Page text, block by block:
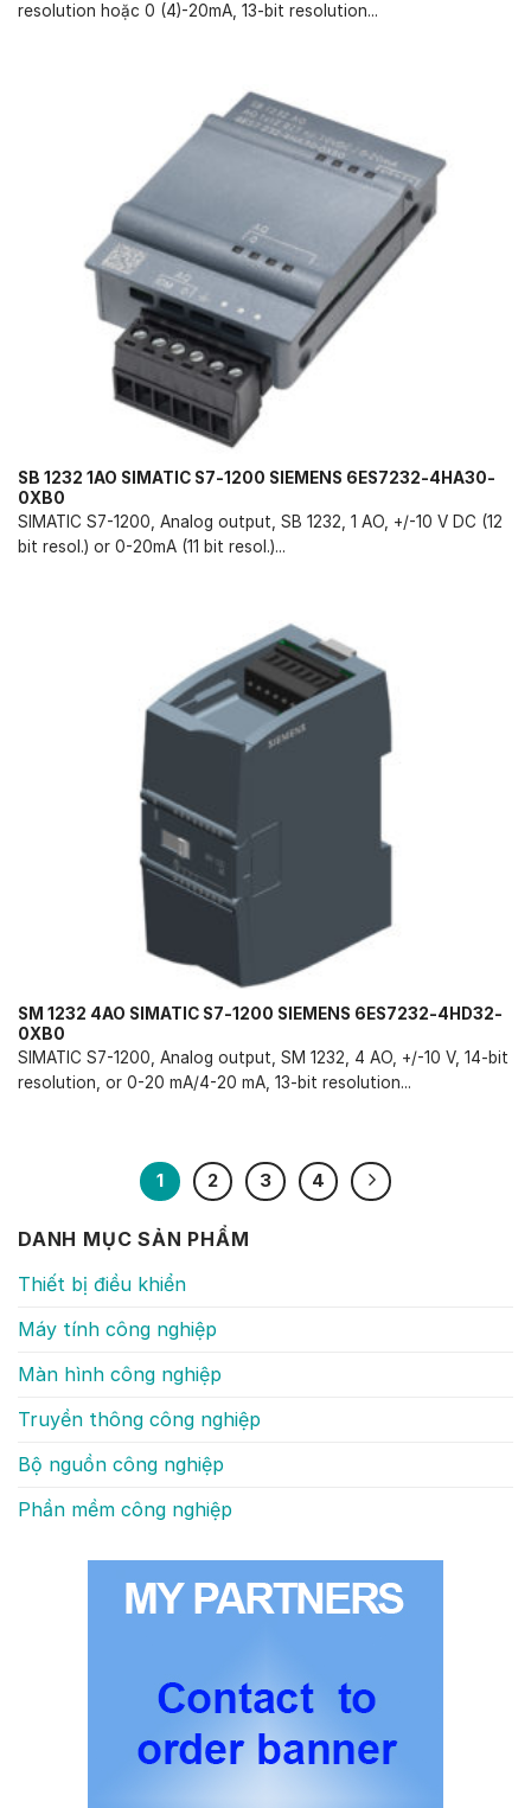
resolution hoặc 0 (4)-20mA, 13-bit resolution...
SB 1232 1AO SIMATIC S7-1200 SIEMENS 6ES7232-4HA30-
0XB0
SIMATIC S7-1200, Analog output, SB 1232, 1 AO, +/-10 V DC (12
bit resol.) or 0-20mA (11 bit resol.)...
SM 1232 4AO SIMATIC S7-1200 SIEMENS 6ES7232-4HD32-
0XB0
SIMATIC S7-1200, Analog output, SM 1232, 4 AO, +/-10 V, 14-bit
resolution, or 0-20 mA/4-20 mA, 13-bit resolution...
1 2 3 4
DANH MỤC SẢN PHẨM
Thiết bị điều khiển
Máy tính công nghiệp
Màn hình công nghiệp
Truyền thông công nghiệp
Bộ nguồn công nghiệp
Phần mềm công nghiệp